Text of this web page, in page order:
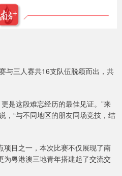
与三人赛共16支队伍脱颖而出，共
是这段难忘经历的最佳见证。”来
，“与不同地区的朋友同场竞技，结
项目之一，本次比赛不仅展现了南
为粤港澳三地青年搭建起了交流交